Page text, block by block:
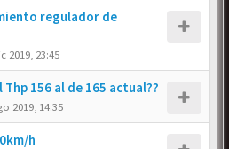
regulador de
2019, 23:45
156 al de 165 actual??
2019, 14:35
h